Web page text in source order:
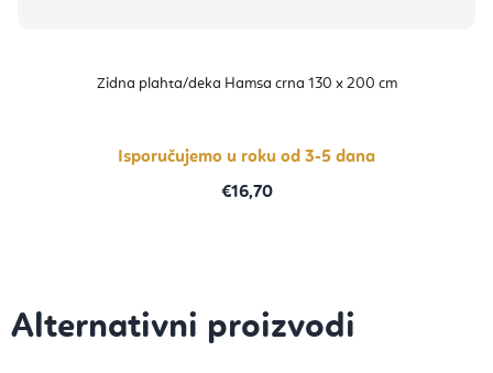
Zidna plahta/deka Hamsa crna 130 x 200 cm
Isporučujemo u roku od 3-5 dana
€16,70